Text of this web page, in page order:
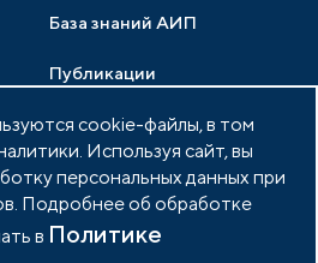
База знаний АИП
Публикации
Тендеры
Войти в личный кабинет
cookie-файлы, в том
Используя сайт, вы
персональных данных при
Подробнее об обработке
в Политике